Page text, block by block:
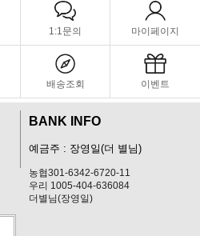
1:1문의 마이페이지
배송조회 이벤트
BANK INFO
예금주 : 장영일(더 별님)
농협301-6342-6720-11
우리 1005-404-636084
더별님(장영일)